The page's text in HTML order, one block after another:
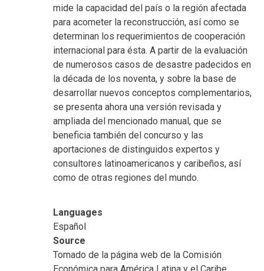
mide la capacidad del país o la región afectada
para acometer la reconstrucción, así como se
determinan los requerimientos de cooperación
internacional para ésta. A partir de la evaluación
de numerosos casos de desastre padecidos en
la década de los noventa, y sobre la base de
desarrollar nuevos conceptos complementarios,
se presenta ahora una versión revisada y
ampliada del mencionado manual, que se
beneficia también del concurso y las
aportaciones de distinguidos expertos y
consultores latinoamericanos y caribeños, así
como de otras regiones del mundo.
Languages
Español
Source
Tomado de la página web de la Comisión